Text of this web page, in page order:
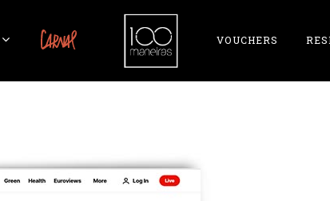
CARNAL VOUCHERS